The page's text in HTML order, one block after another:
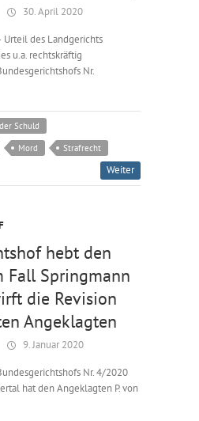
30. April 2020
Urteil des Landgerichts
u.a. rechtskräftig
Nr.
Schuld
Mord Strafrecht
Weiter
hebt den
Fall Springmann
die Revision
Angeklagten
9. Januar 2020
Nr. 4/2020
hat den Angeklagten P. von